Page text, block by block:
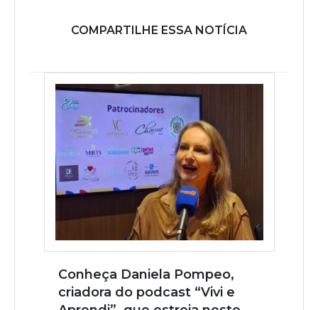
COMPARTILHE ESSA NOTÍCIA
Conheça Daniela Pompeo,
criadora do podcast “Vivi e